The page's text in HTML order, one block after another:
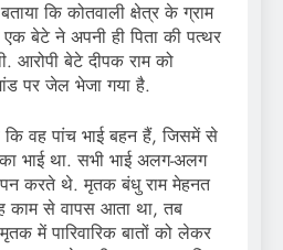
कि कोतवाली क्षेत्र के ग्राम
बेटे ने अपनी ही पिता की पत्थर
आरोपी बेटे दीपक राम को
पर जेल भेजा गया है.
कि वह पांच भाई बहन हैं, जिसमें से
भाई था. सभी भाई अलग-अलग
करते थे. मृतक बंधु राम मेहनत
काम से वापस आता था, तब
में पारिवारिक बातों को लेकर